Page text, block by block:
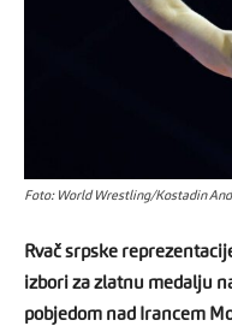
Foto: World Wrestling/Kostadin
Rvač srpske
izbori za zlatnu medalju
pobjedom nad Irancem